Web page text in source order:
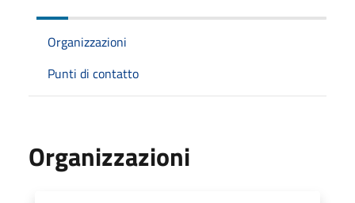
Organizzazioni
Punti di contatto
Organizzazioni